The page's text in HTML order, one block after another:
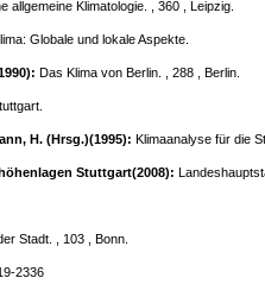
allgemeine Klimatologie. , 360 , Leipzig.
Globale und lokale Aspekte.
Das Klima von Berlin. , 288 , Berlin.
H. (Hrsg.)(1995): Klimaanalyse für die
Stuttgart(2008):
Stadt. , 103 , Bonn.
2336